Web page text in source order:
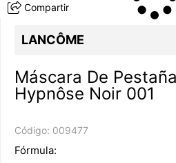
Compartir
LANCÔME
Máscara De
Hypnôse Noir 001
Código: 009477
Fórmula: